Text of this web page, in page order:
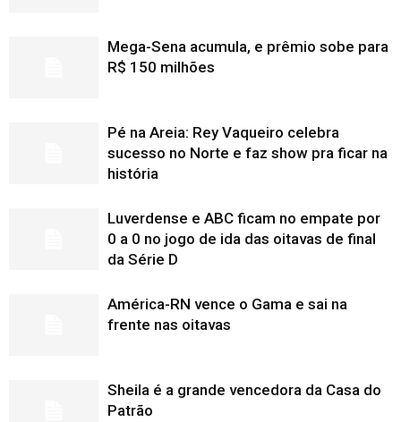
Mega-Sena acumula, e prêmio sobe para
R$ 150 milhões
Pé na Areia: Rey Vaqueiro celebra
sucesso no Norte e faz show pra ficar na
história
Luverdense e ABC ficam no empate por
0 a 0 no jogo de ida das oitavas de final
da Série D
América-RN vence o Gama e sai na
frente nas oitavas
Sheila é a grande vencedora da Casa do
Patrão